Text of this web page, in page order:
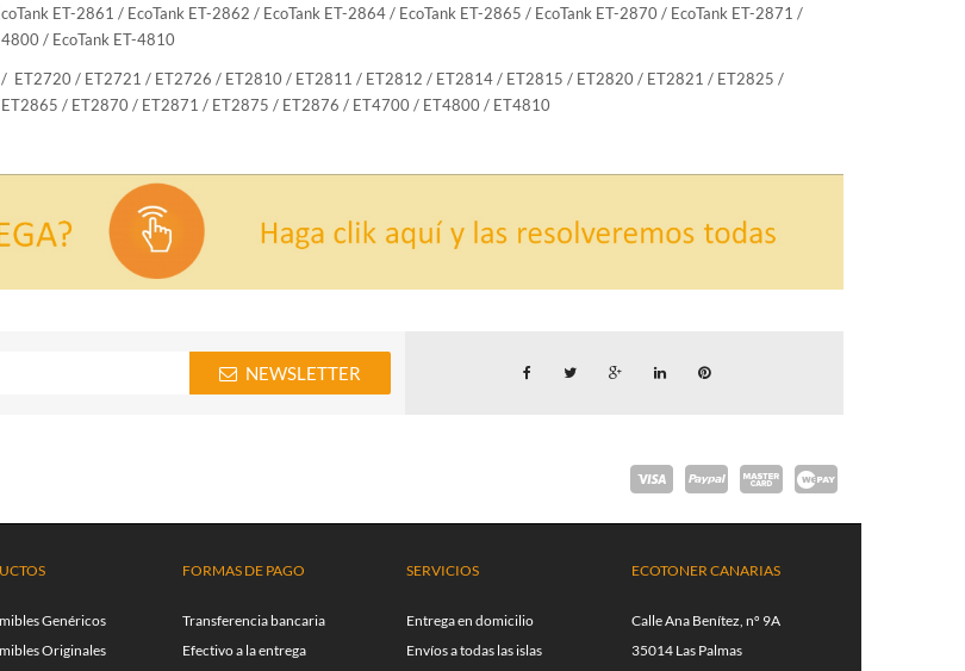
ET-2861 / EcoTank ET-2862 / EcoTank ET-2864 / EcoTank ET-2865 / EcoTank ET-2870 / EcoTank ET-2871 /
/ EcoTank ET-4810
/ ET2721 / ET2726 / ET2810 / ET2811 / ET2812 / ET2814 / ET2815 / ET2820 / ET2821 / ET2825 /
/ ET2870 / ET2871 / ET2875 / ET2876 / ET4700 / ET4800 / ET4810
NEWSLETTER
Genéricos
Originales
FORMAS DE PAGO
Transferencia bancaria
Efectivo a la entrega
SERVICIOS
Entrega en domicilio
Envíos a todas las islas
ECOTONER CANARIAS
Calle Ana Benítez, nº 9A
35014 Las Palmas